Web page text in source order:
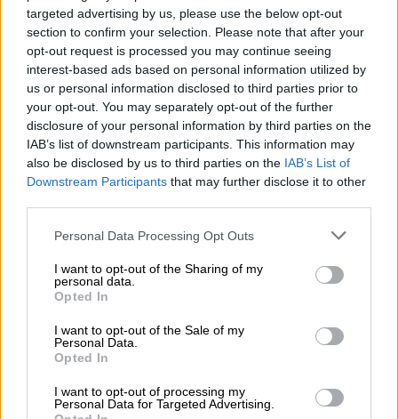
targeted advertising by us, please use the below opt-out
section to confirm your selection. Please note that after your
opt-out request is processed you may continue seeing
interest-based ads based on personal information utilized by
us or personal information disclosed to third parties prior to
your opt-out. You may separately opt-out of the further
disclosure of your personal information by third parties on the
IAB’s list of downstream participants. This information may
also be disclosed by us to third parties on the IAB’s List of
Downstream Participants that may further disclose it to other
Please note that this website/app uses one or more Google
not limited to your visit or usage behaviour. You may click to
grant or deny consent to Google and its third-party tags to
use your data for below specified purposes in below Google
consent section.
Personal Data Processing Opt Outs
I want to opt-out of the Sharing of my
personal data.
Opted In
I want to opt-out of the Sale of my
Personal Data.
Opted In
I want to opt-out of processing my
Personal Data for Targeted Advertising.
Υγεία| 27.07.2022 15:17
ΕΟΔΥ: Δύο νέα περιστατικά ηπατίτιδας
σε παιδιά μέσα σε 20 ημέρες
Το πρώτο περιστατικό αφορά ένα παιδί δύο
(2) ετών που παρουσίασε πυρετό και
γαστρεντερικά συμπτώματα και το άλλο
περιστατικό παιδί δεκατριών (13) ετών με